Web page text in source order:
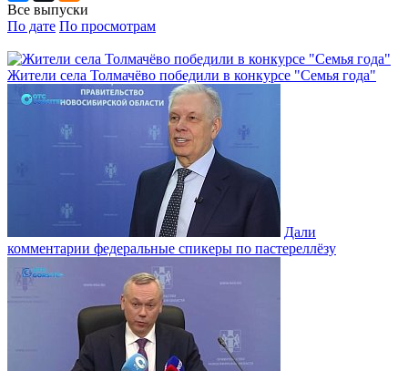
Все выпуски
По дате По просмотрам
Жители села Толмачёво победили в конкурсе "Семья года"
Дали
комментарии федеральные спикеры по пастереллёзу